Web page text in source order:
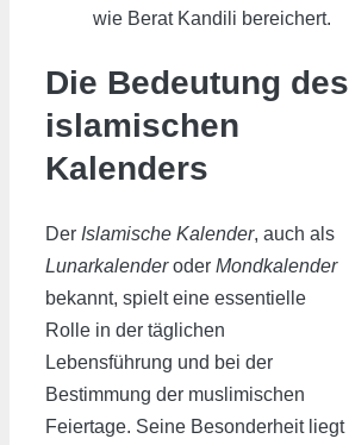
wie Berat Kandili bereichert.
Die Bedeutung des
islamischen
Kalenders
Der Islamische Kalender, auch als
Lunarkalenderoder Mondkalender
bekannt, spielt eine essentielle
Rolle in der täglichen
Lebensführung und bei der
Bestimmung der muslimischen
Feiertage. Seine Besonderheit liegt